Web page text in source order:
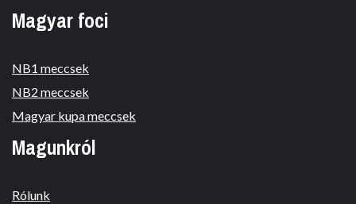
Magyar foci
NB1 meccsek
NB2 meccsek
Magyar kupa meccsek
Magunkról
Rólunk